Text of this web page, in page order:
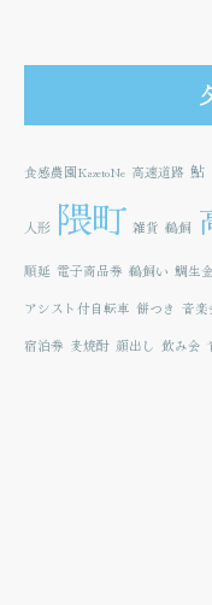
食感農園KazetoNe 高速道路 鮎
人形 隈町 雑貨 鵜飼
順延 電子商品券 鵜飼い 鯛生
アシスト付自転車 餅つき 音楽
宿泊券 麦焼酎 顔出し 飲み会